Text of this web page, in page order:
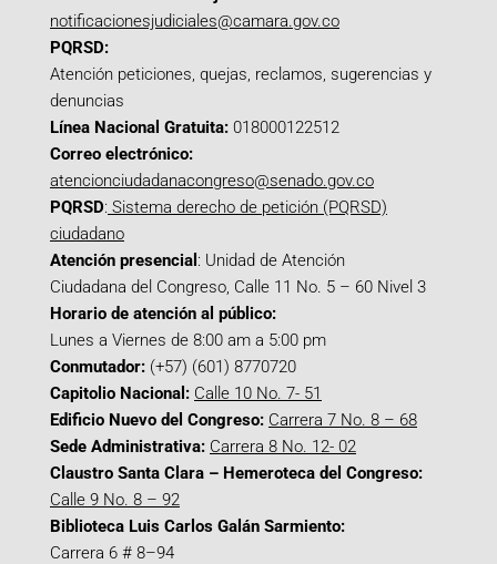
notificacionesjudiciales@camara.gov.co
PQRSD:
Atención peticiones, quejas, reclamos, sugerencias y
denuncias
Línea Nacional Gratuita: 018000122512
Correo electrónico:
atencionciudadanacongreso@senado.gov.co
PQRSD: Sistema derecho de petición (PQRSD)
ciudadano
Atención presencial : Unidad de Atención
Ciudadana del Congreso, Calle 11 No. 5 – 60 Nivel 3
Horario de atención al público:
Lunes a Viernes de 8:00 am a 5:00 pm
Conmutador: (+57) (601) 8770720
Capitolio Nacional: Calle 10 No. 7- 51
Edificio Nuevo del Congreso: Carrera 7 No. 8 – 68
Sede Administrativa: Carrera 8 No. 12- 02
Claustro Santa Clara – Hemeroteca del Congreso:
Calle 9 No. 8 – 92
Biblioteca Luis Carlos Galán Sarmiento:
Carrera 6 # 8–94